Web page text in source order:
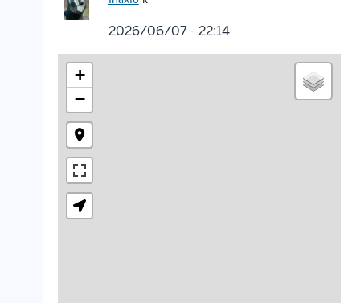
2026/06/07 - 22:14
+
−